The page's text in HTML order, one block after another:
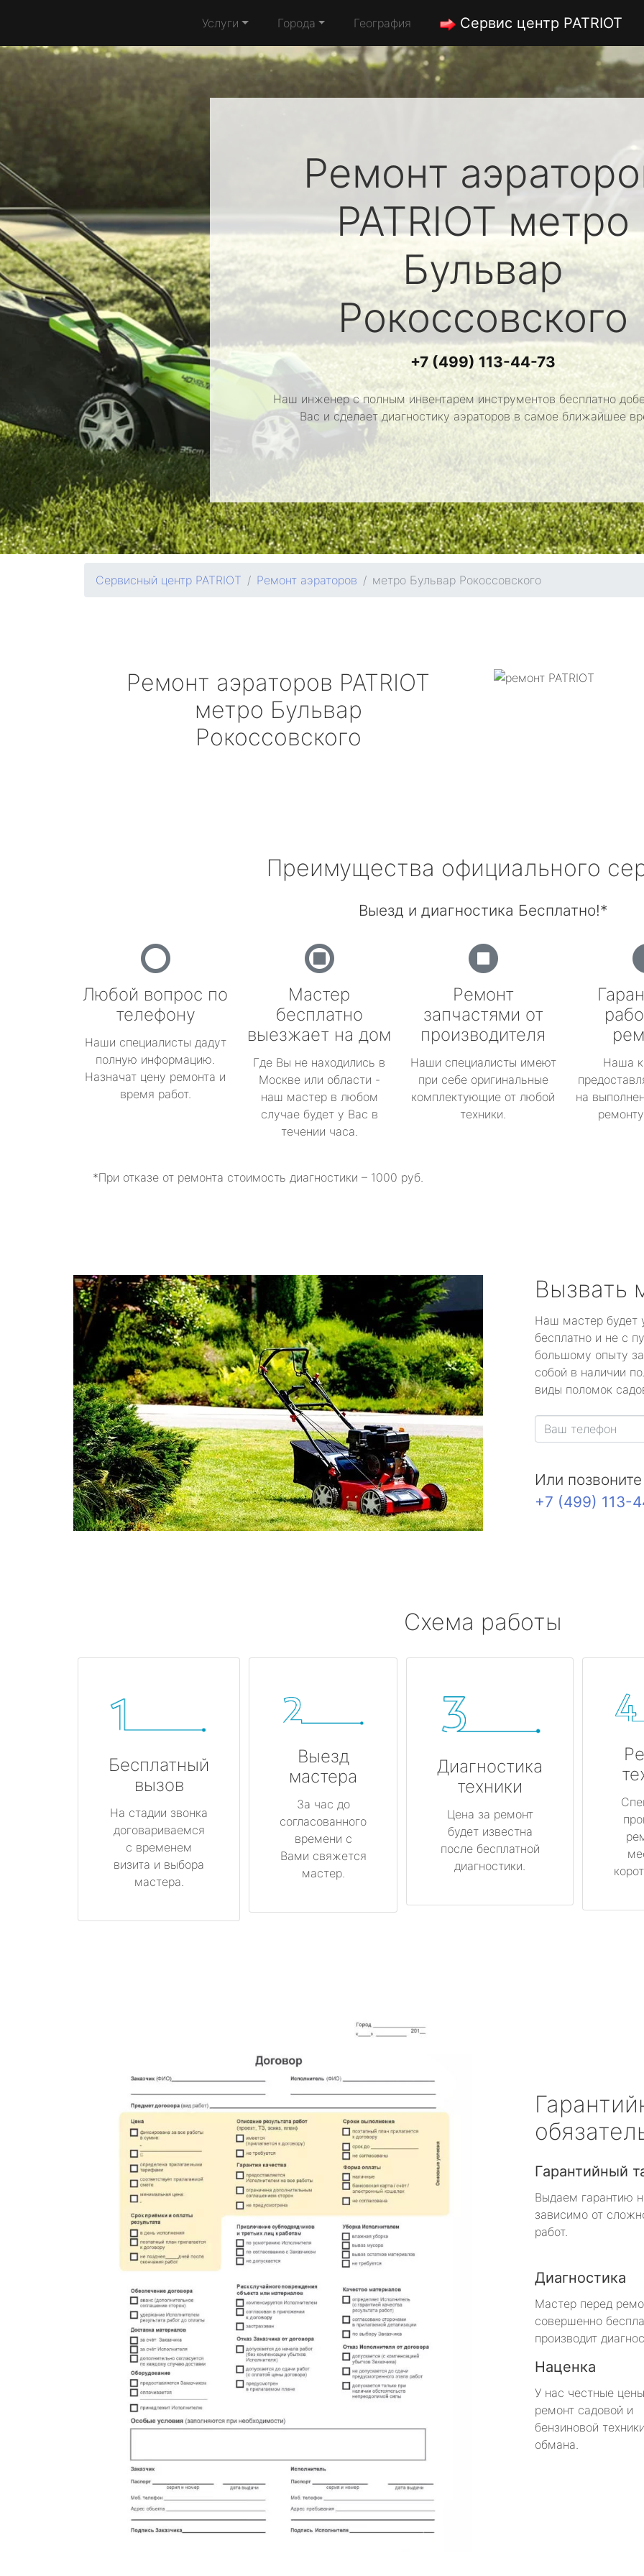
Услуги Города География Сервис центр PATRIOT
Ремонт
PATRIOTметро
Бульвар
Рокоссовского
+7 (499) 113-44-73
Наш инженер с полным инвентарем инструментов бесплатно
Вас и сделает диагностику аэраторов в самое ближайшее
Сервисный центр PATRIOT Ремонт аэраторов метро Бульвар Рокоссовского
Ремонт аэраторов PATRIOT
метро Бульвар
Рокоссовского
Преимущества официального
Выезд и диагностика Бесплатно!*
Любой вопрос по
телефону
Наши специалисты дадут
полную информацию.
Назначат цену ремонта и
время работ.
Мастер
бесплатно
выезжает на дом
Где Вы не находились в
Москве или области -
наш мастер в любом
случае будет у Вас в
течении часа.
Ремонт
запчастями от
производителя
Наши специалисты имеют
при себе оригинальные
комплектующие от любой
техники.
Наша
на
*При отказе от ремонта стоимость диагностики – 1000 руб.
Вызвать
Наш мастер будет
бесплатно и не с
большому опыту
собой в наличии
виды поломок
Или
+7 (499) 113-
Схема работы
Бесплатный
вызов
На стадии звонка
договариваемся
с временем
визита и выбора
мастера.
Выезд
мастера
За час до
согласованного
времени с
Вами свяжется
мастер.
Диагностика
техники
Цена за ремонт
будет известна
после бесплатной
диагностики.
Гарантийный
Выдаем гарантию
зависимо от
работ.
Диагностика
Мастер перед
совершенно
производит
Наценка
У нас честные
ремонт садовой и
бензиновой
обмана.